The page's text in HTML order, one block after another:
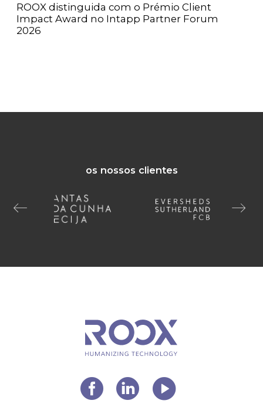
ROOX distinguida com o Prémio Client
Impact Award no Intapp Partner Forum
2026
os nossos clientes